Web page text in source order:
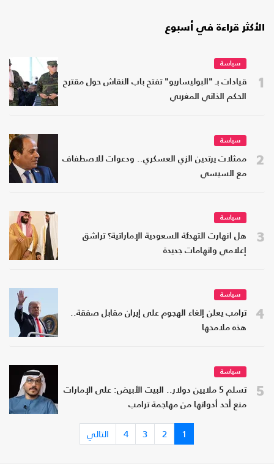
الأكثر قراءة في أسبوع
1
سياسة
قيادات بـ "البوليساريو" تفتح باب النقاش حول مقترح
الحكم الذاتي المغربي
2
سياسة
ممثلات يرتدين الزي العسكري.. ودعوات للاصطفاف
مع السيسي
3
سياسة
هل انهارت التهدئة السعودية الإماراتية؟ تراشق
إعلامي واتهامات جديدة
4
سياسة
ترامب يعلن إلغاء الهجوم على إيران مقابل صفقة..
هذه ملامحها
5
سياسة
تسلم 5 ملايين دولار.. البيت الأبيض: على الإمارات
منع أحد أدواتها من مهاجمة ترامب
1
2
3
4 التالي